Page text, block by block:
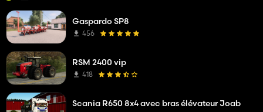
Gaspardo SP8
456
RSM 2400 vip
418
Scania R650 8x4 avec bras élévateur Joab